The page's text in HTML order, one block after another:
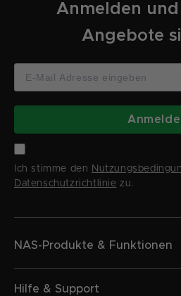
Anmelden
Angebote
Ich stimme den
Datenschutzrichtlinie zu.
NAS-Produkte & Funktionen
Hilfe & Support